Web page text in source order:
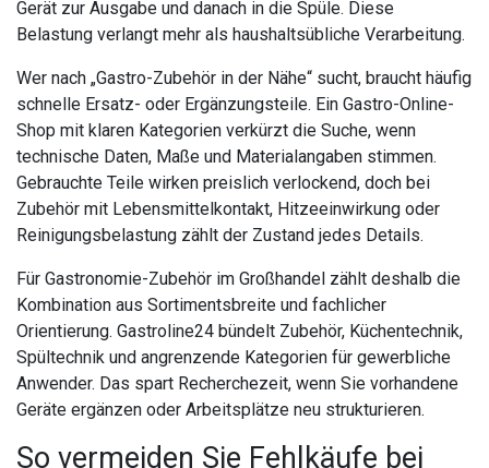
Gerät zur Ausgabe und danach in die Spüle. Diese
Belastung verlangt mehr als haushaltsübliche Verarbeitung.
Wer nach „Gastro-Zubehör in der Nähe“ sucht, braucht häufig
schnelle Ersatz- oder Ergänzungsteile. Ein Gastro-Online-
Shop mit klaren Kategorien verkürzt die Suche, wenn
technische Daten, Maße und Materialangaben stimmen.
Gebrauchte Teile wirken preislich verlockend, doch bei
Zubehör mit Lebensmittelkontakt, Hitzeeinwirkung oder
Reinigungsbelastung zählt der Zustand jedes Details.
Für Gastronomie-Zubehör im Großhandel zählt deshalb die
Kombination aus Sortimentsbreite und fachlicher
Orientierung. Gastroline24 bündelt Zubehör, Küchentechnik,
Spültechnik und angrenzende Kategorien für gewerbliche
Anwender. Das spart Recherchezeit, wenn Sie vorhandene
Geräte ergänzen oder Arbeitsplätze neu strukturieren.
So vermeiden Sie Fehlkäufe bei